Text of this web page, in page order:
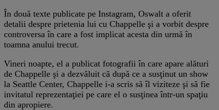
În două texte publicate pe Instagram, Oswalt a oferit
detalii despre prietenia lui cu Chappelle şi a vorbit despre
controversa în care a fost implicat acesta din urmă în
toamna anului trecut.
Vineri noapte, el a publicat fotografii în care apare alături
de Chappelle şi a dezvăluit că după ce a susţinut un show
la Seattle Center, Chappelle i-a scris să îl viziteze şi să fie
invitatul reprezentaţiei pe care el o susţinea într-un spaţiu
din apropiere.